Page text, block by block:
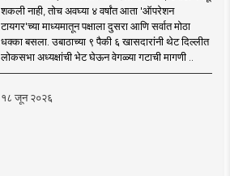
शकली नाही, तोच अवघ्या ४ वर्षांत आता 'ऑपरेशन
टायगर'च्या माध्यमातून पक्षाला दुसरा आणि सर्वात मोठा
धक्का बसला. उबाठाच्या ९ पैकी ६ खासदारांनी थेट दिल्लीत
लोकसभा अध्यक्षांची भेट घेऊन वेगळ्या गटाची मागणी ..
१८ जून २०२६